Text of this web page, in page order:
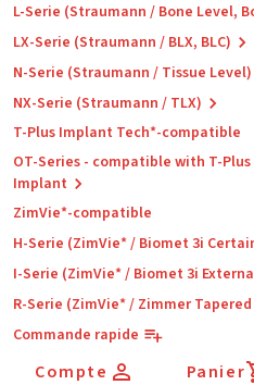
L-Serie (Straumann / Bone Level,
LX-Serie (Straumann / BLX, BLC)
N-Serie (Straumann / Tissue Level)
NX-Serie (Straumann / TLX)
T-Plus Implant Tech*-compatible
OT-Series - compatible with T-
Implant
ZimVie*-compatible
H-Serie (ZimVie* / Biomet 3i
I-Serie (ZimVie* / Biomet 3i
R-Serie (ZimVie* / Zimmer
Commande rapide
Compte Panier